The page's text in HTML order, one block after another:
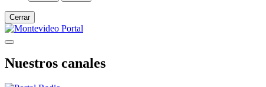
Cerrar
Nuestros canales